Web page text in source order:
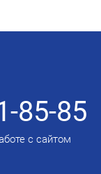
85-85
с сайтом